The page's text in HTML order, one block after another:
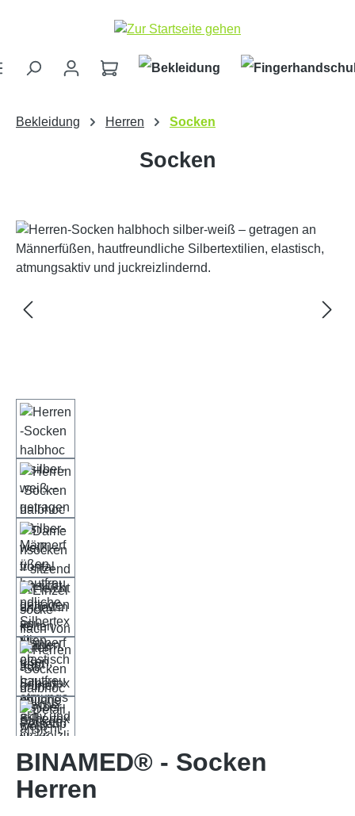
Zum Hauptinhalt springen
Bekleidung Herren Socken
Socken
Bildergalerie überspringen
BINAMED® - Socken
Herren